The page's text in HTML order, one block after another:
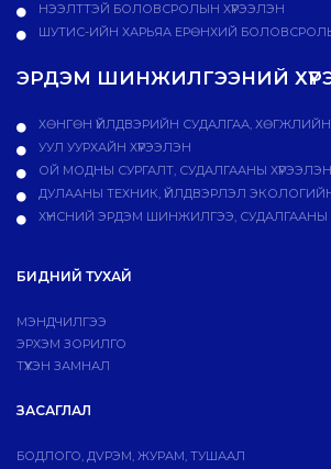
НЭЭЛТТЭЙ БОЛОВСРОЛЫН ХҮРЭЭЛЭН
ШУТИС-ИЙН ХАРЬЯА ЕРӨНХИЙ
ЭРДЭМ ШИНЖИЛГЭЭНИЙ
ХӨНГӨН ҮЙЛДВЭРИЙН СУДАЛГАА, ХӨГЖЛИЙН
УУЛ УУРХАЙН ХҮРЭЭЛЭН
ОЙ МОДНЫ СУРГАЛТ, СУДАЛГААНЫ ХҮРЭЭЛЭН
ДУЛААНЫ ТЕХНИК, ҮЙЛДВЭРЛЭЛ ЭКОЛОГИЙН
ХҮНСНИЙ ЭРДЭМ ШИНЖИЛГЭЭ, СУДАЛГААНЫ
БИДНИЙ ТУХАЙ
МЭНДЧИЛГЭЭ
ЭРХЭМ ЗОРИЛГО
ТҮҮХЭН ЗАМНАЛ
ЗАСАГЛАЛ
БОДЛОГО, ДVРЭМ, ЖУРАМ, ТУШААЛ